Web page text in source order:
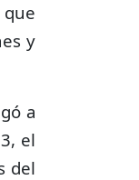
y
a
el
del